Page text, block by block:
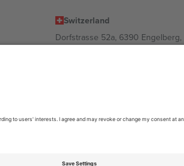
Switzerland
Dorfstrasse 52a, 6390
Mexico